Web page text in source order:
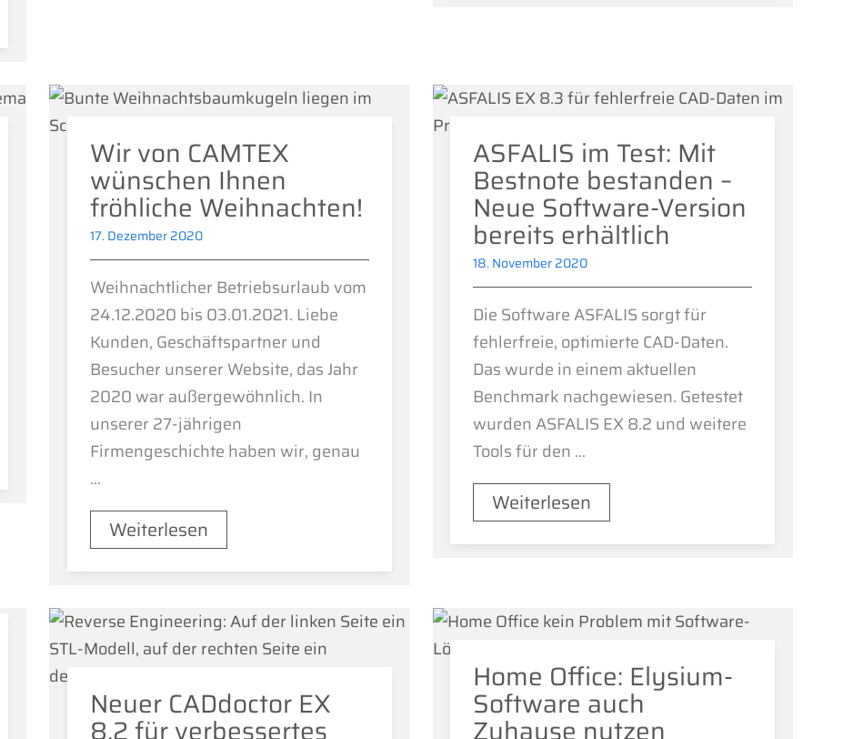
Wir von CAMTEX
wünschen Ihnen
fröhliche Weihnachten!
17. Dezember 2020
Weihnachtlicher Betriebsurlaub vom
24.12.2020 bis 03.01.2021. Liebe
Kunden, Geschäftspartner und
Besucher unserer Website, das Jahr
2020 war außergewöhnlich. In
unserer 27-jährigen
Firmengeschichte haben wir, genau
...
Weiterlesen
ASFALIS im Test: Mit
Bestnote bestanden –
Neue Software-Version
bereits erhältlich
18. November 2020
Die Software ASFALIS sorgt für
fehlerfreie, optimierte CAD-Daten.
Das wurde in einem aktuellen
Benchmark nachgewiesen. Getestet
wurden ASFALIS EX 8.2 und weitere
Tools für den ...
Weiterlesen
Neuer CADdoctor EX
8.2 für verbessertes
Home Office: Elysium-
Software auch
Zuhause nutzen